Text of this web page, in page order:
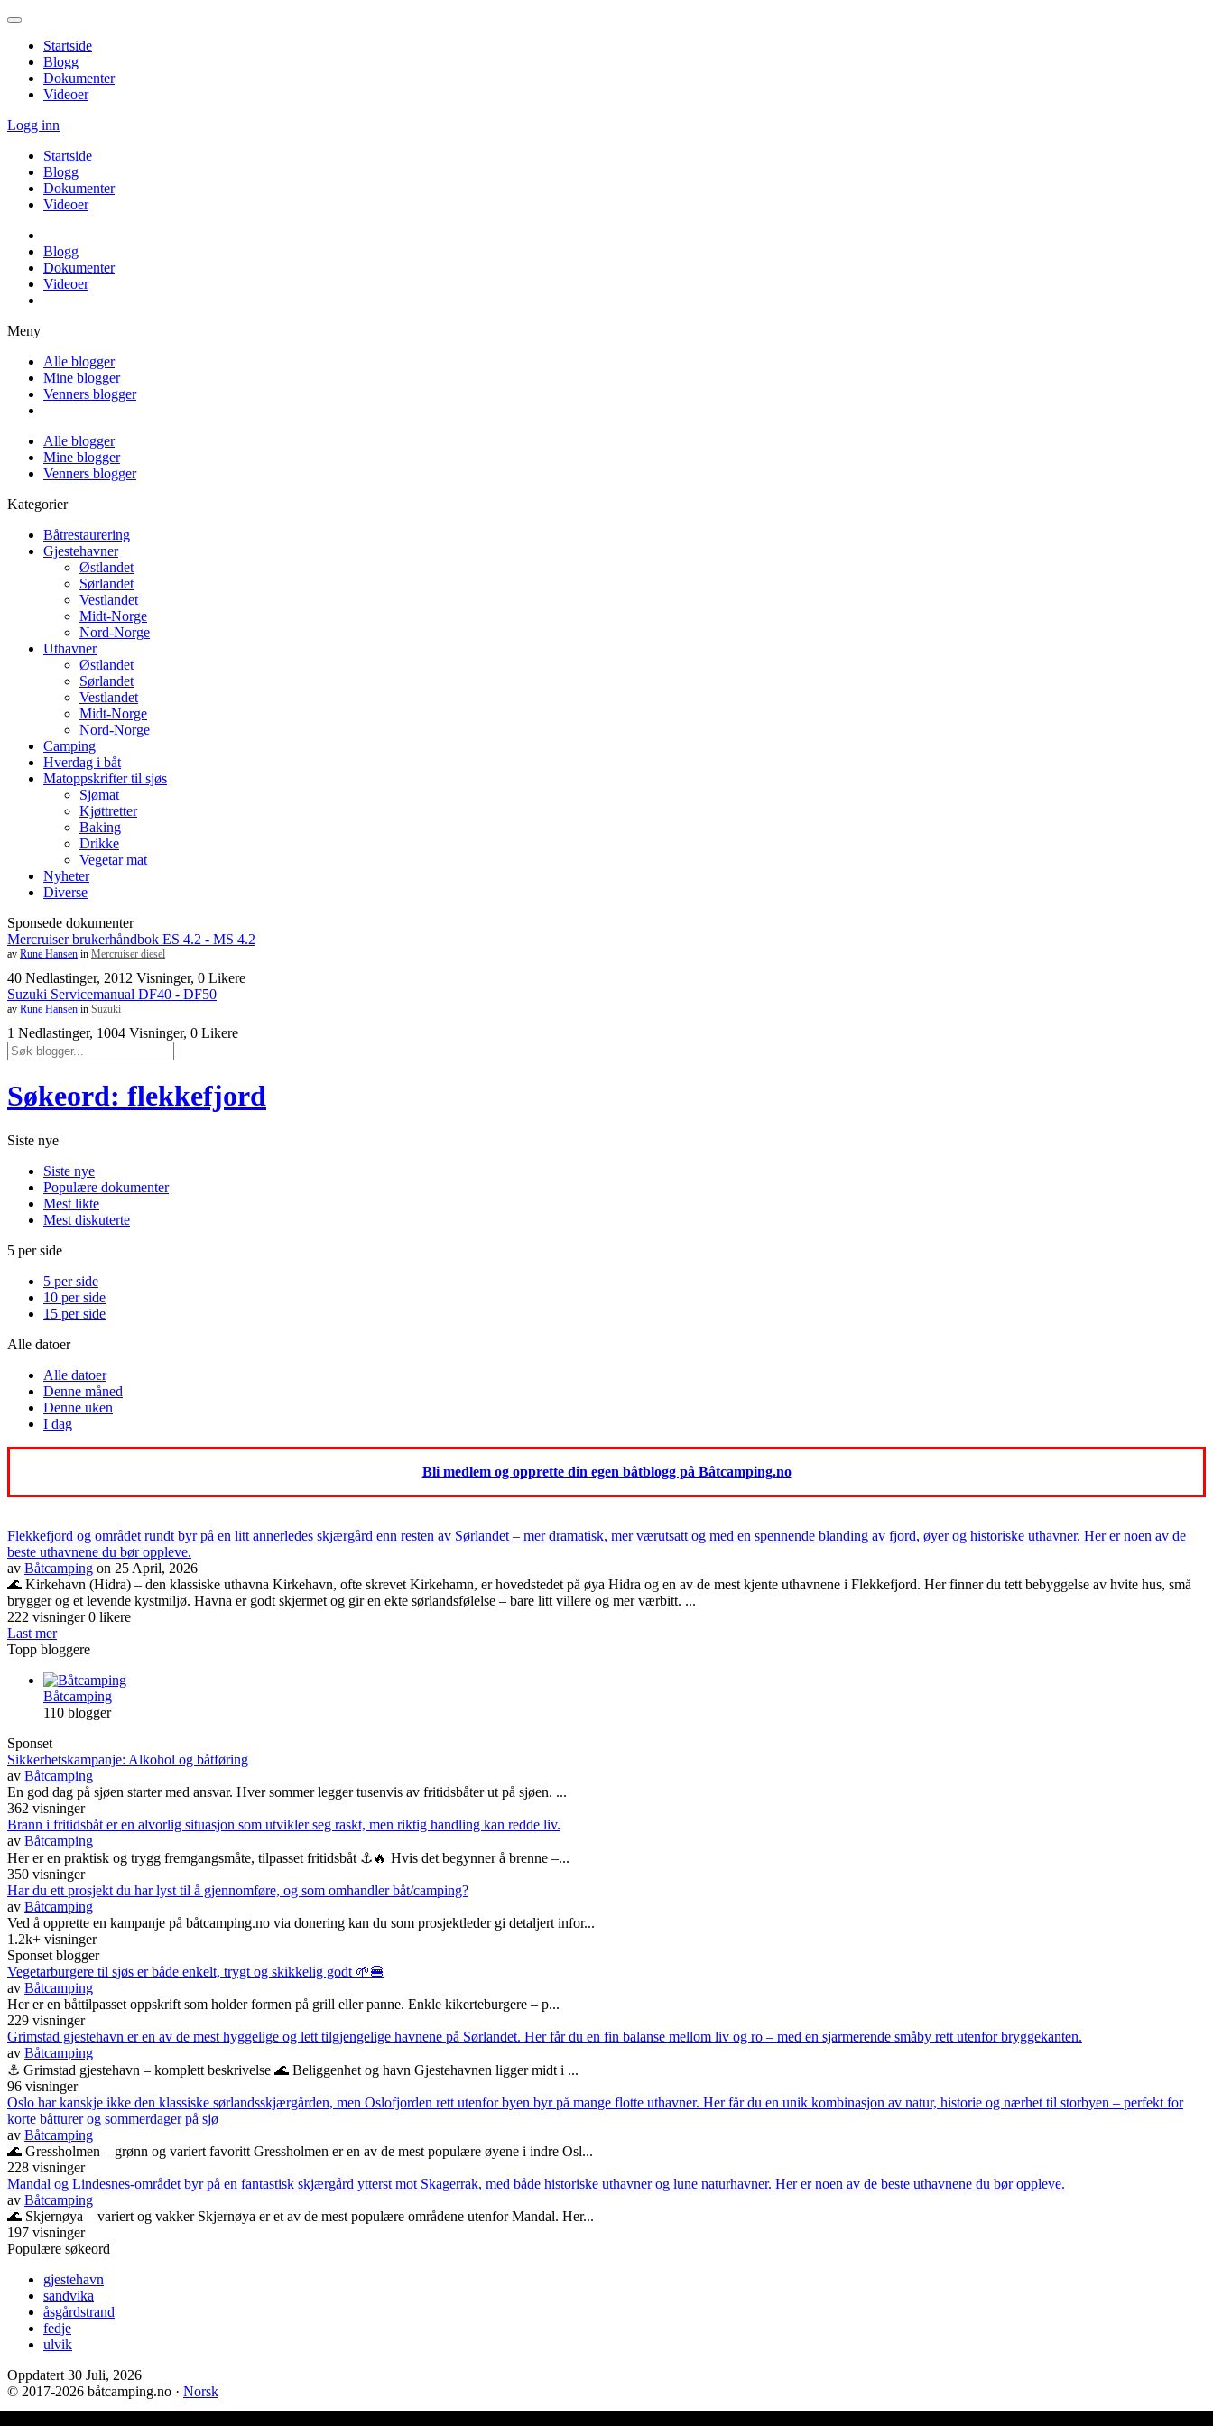
Startside
Blogg
Dokumenter
Videoer
Logg inn
Startside
Blogg
Dokumenter
Videoer
Blogg
Dokumenter
Videoer
Meny
Alle blogger
Mine blogger
Venners blogger
Alle blogger
Mine blogger
Venners blogger
Kategorier
Båtrestaurering
Gjestehavner
Østlandet
Sørlandet
Vestlandet
Midt-Norge
Nord-Norge
Uthavner
Østlandet
Sørlandet
Vestlandet
Midt-Norge
Nord-Norge
Camping
Hverdag i båt
Matoppskrifter til sjøs
Sjømat
Kjøttretter
Baking
Drikke
Vegetar mat
Nyheter
Diverse
Sponsede dokumenter
Mercruiser brukerhåndbok ES 4.2 - MS 4.2
av Rune Hansen in Mercruiser diesel
40 Nedlastinger, 2012 Visninger, 0 Likere
Suzuki Servicemanual DF40 - DF50
av Rune Hansen in Suzuki
1 Nedlastinger, 1004 Visninger, 0 Likere
Søkeord: flekkefjord
Siste nye
Siste nye
Populære dokumenter
Mest likte
Mest diskuterte
5 per side
5 per side
10 per side
15 per side
Alle datoer
Alle datoer
Denne måned
Denne uken
I dag
Bli medlem og opprette din egen båtblogg på Båtcamping.no
Flekkefjord og området rundt byr på en litt annerledes skjærgård enn resten av Sørlandet – mer dramatisk, mer værutsatt og med en spennende blanding av fjord, øyer og historiske uthavner. Her er noen av de
beste uthavnene du bør oppleve.
av Båtcamping on 25 April, 2026
🌊 Kirkehavn (Hidra) – den klassiske uthavna Kirkehavn, ofte skrevet Kirkehamn, er hovedstedet på øya Hidra og en av de mest kjente uthavnene i Flekkefjord. Her finner du tett bebyggelse av hvite hus, små
brygger og et levende kystmiljø. Havna er godt skjermet og gir en ekte sørlandsfølelse – bare litt villere og mer værbitt. ...
222 visninger0 likere
Last mer
Topp bloggere
Båtcamping
110 blogger
Sponset
Sikkerhetskampanje: Alkohol og båtføring
av Båtcamping
En god dag på sjøen starter med ansvar. Hver sommer legger tusenvis av fritidsbåter ut på sjøen. ...
362 visninger
Brann i fritidsbåt er en alvorlig situasjon som utvikler seg raskt, men riktig handling kan redde liv.
av Båtcamping
Her er en praktisk og trygg fremgangsmåte, tilpasset fritidsbåt ⚓🔥 Hvis det begynner å brenne –...
350 visninger
Har du ett prosjekt du har lyst til å gjennomføre, og som omhandler båt/camping?
av Båtcamping
Ved å opprette en kampanje på båtcamping.no via donering kan du som prosjektleder gi detaljert infor...
1.2k+ visninger
Sponset blogger
Vegetarburgere til sjøs er både enkelt, trygt og skikkelig godt 🌱🍔
av Båtcamping
Her er en båttilpasset oppskrift som holder formen på grill eller panne. Enkle kikerteburgere – p...
229 visninger
Grimstad gjestehavn er en av de mest hyggelige og lett tilgjengelige havnene på Sørlandet. Her får du en fin balanse mellom liv og ro – med en sjarmerende småby rett utenfor bryggekanten.
av Båtcamping
⚓ Grimstad gjestehavn – komplett beskrivelse 🌊 Beliggenhet og havn Gjestehavnen ligger midt i ...
96 visninger
Oslo har kanskje ikke den klassiske sørlandsskjærgården, men Oslofjorden rett utenfor byen byr på mange flotte uthavner. Her får du en unik kombinasjon av natur, historie og nærhet til storbyen – perfekt for
korte båtturer og sommerdager på sjø
av Båtcamping
🌊 Gressholmen – grønn og variert favoritt Gressholmen er en av de mest populære øyene i indre Osl...
228 visninger
Mandal og Lindesnes-området byr på en fantastisk skjærgård ytterst mot Skagerrak, med både historiske uthavner og lune naturhavner. Her er noen av de beste uthavnene du bør oppleve.
av Båtcamping
🌊 Skjernøya – variert og vakker Skjernøya er et av de mest populære områdene utenfor Mandal. Her...
197 visninger
Populære søkeord
gjestehavn
sandvika
åsgårdstrand
fedje
ulvik
Oppdatert 30 Juli, 2026
© 2017-2026 båtcamping.no · Norsk